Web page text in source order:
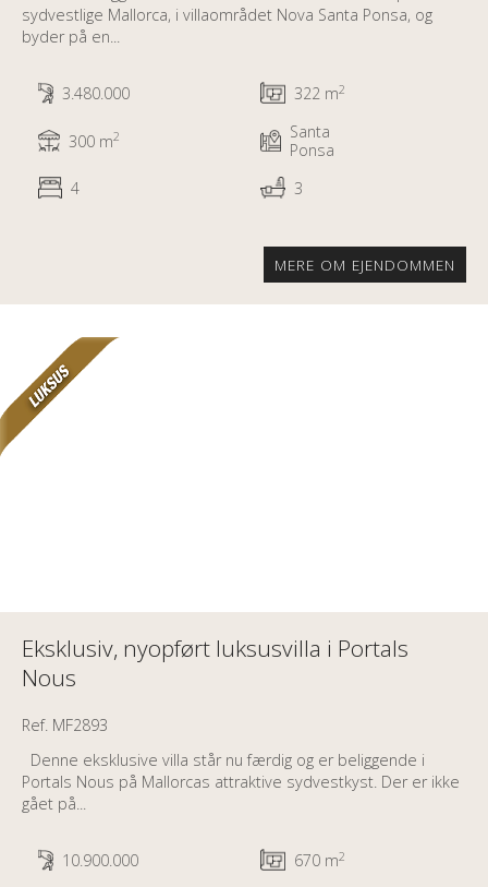
sydvestlige Mallorca, i villaområdet Nova Santa Ponsa, og
byder på en...
3.480.000 322 m2
300 m2
Santa
Ponsa
4
3
MERE OM EJENDOMMEN
Eksklusiv, nyopført luksusvilla i Portals
Nous
Ref. MF2893
Denne eksklusive villa står nu færdig og er beliggende i
Portals Nous på Mallorcas attraktive sydvestkyst. Der er ikke
gået på...
10.900.000 670 m2